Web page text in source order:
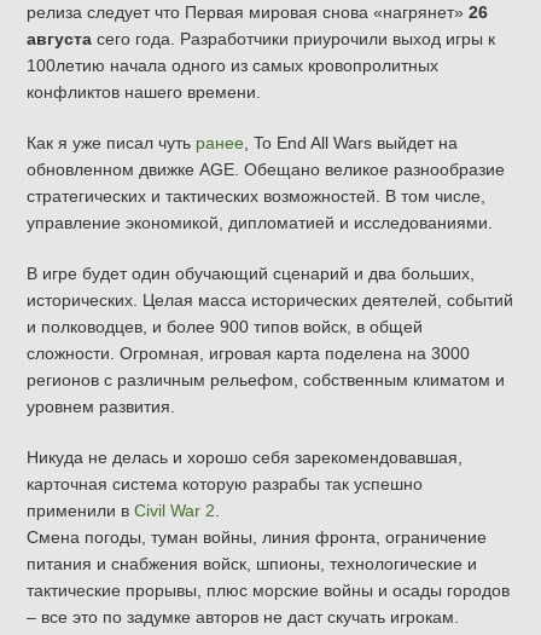
релиза следует что Первая мировая снова «нагрянет»26
августа сего года. Разработчики приурочили выход игры к
100летию начала одного из самых кровопролитных
конфликтов нашего времени.
Как я уже писал чуть ранее , To End All Wars выйдет на
обновленном движке AGE. Обещано великое разнообразие
стратегических и тактических возможностей. В том числе,
управление экономикой, дипломатией и исследованиями.
В игре будет один обучающий сценарий и два больших,
исторических. Целая масса исторических деятелей, событий
и полководцев, и более 900 типов войск, в общей
сложности. Огромная, игровая карта поделена на 3000
регионов с различным рельефом, собственным климатом и
уровнем развития.
Никуда не делась и хорошо себя зарекомендовавшая,
карточная система которую разрабы так успешно
применили вCivil War 2
Смена погоды, туман войны, линия фронта, ограничение
питания и снабжения войск, шпионы, технологические и
тактические прорывы, плюс морские войны и осады городов
– все это по задумке авторов не даст скучать игрокам.